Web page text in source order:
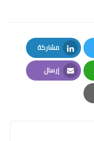
مشاركة
LinkedIn
إرسال
Email